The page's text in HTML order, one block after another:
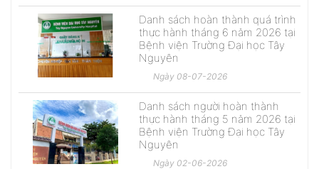
Danh sách hoàn thành quá trình
thực hành tháng 6 năm 2026 tại
Bệnh viện Trường Đại học Tây
Nguyên
Ngày 08-07-2026
Danh sách người hoàn thành
thực hành tháng 5 năm 2026 tại
Bệnh viện Trường Đại học Tây
Nguyên
Ngày 02-06-2026